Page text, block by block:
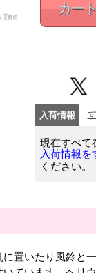
カー
入荷情報
現在すべて
入荷情報を
ください。
置いたり風鈴と